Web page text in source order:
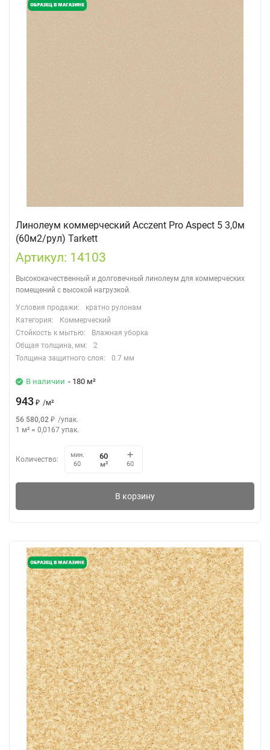
Линолеум коммерческий Acczent Pro Aspect 5 3,0м
(60м2/рул) Tarkett
Артикул: 14103
Высококачественный и долговечный линолеум для коммерческих
помещений с высокой нагрузкой.
Условия продажи:
кратно рулонам
Категория:
Коммерческий
Стойкость к мытью:
Влажная уборка
Общая толщина, мм:
2
Толщина защитного слоя:
0.7 мм
В наличии - 180 м²
943 ₽ /м²
56 580,02 ₽ /упак.
1 м² = 0,0167 упак.
Количество:
мин.
60
м² 60
В корзину